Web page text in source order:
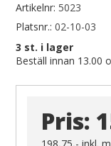
Artikelnr: 5023
Platsnr.: 02-10-03
3 st. i lager
Beställ innan 13.00
Pris: